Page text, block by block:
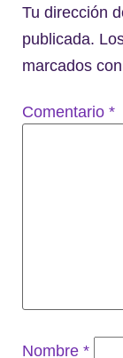
Tu dirección
publicada.
marcados con
Comentario *
Nombre *